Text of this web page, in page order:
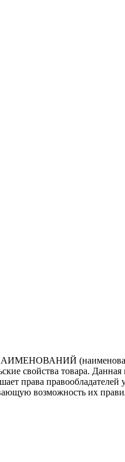
(наименований
свойства товара.
права
возможность их